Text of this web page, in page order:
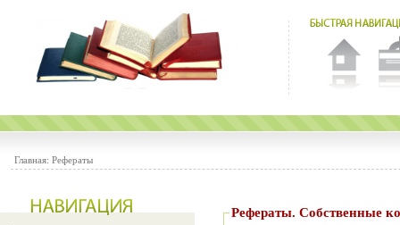
Главная: Рефераты
Рефераты. Собственные